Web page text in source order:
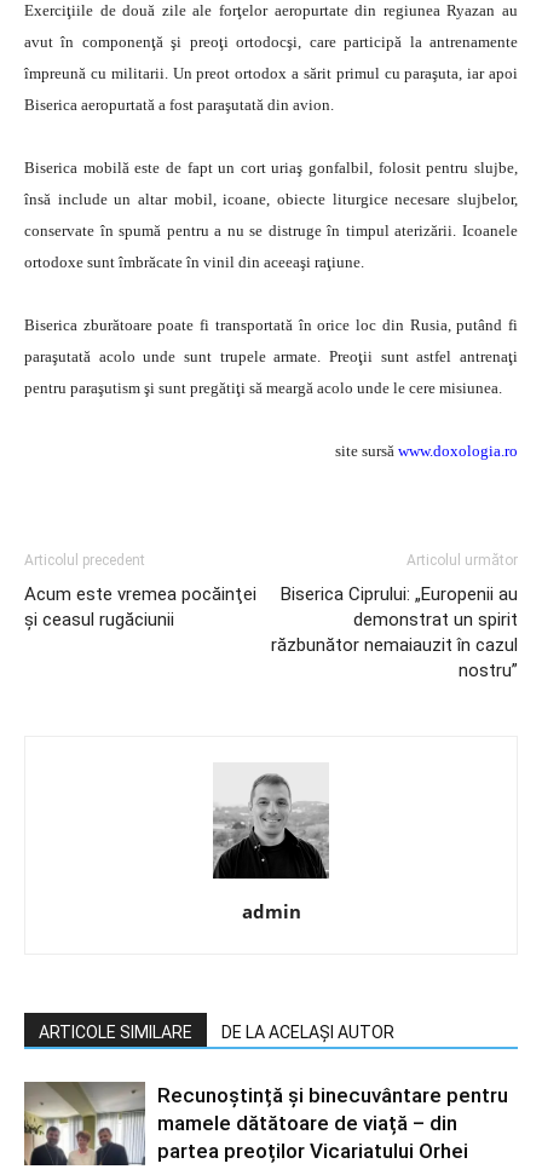
Exerciţiile de două zile ale forţelor aeropurtate din regiunea Ryazan au
avut în componenţă şi preoţi ortodocşi, care participă la antrenamente
împreună cu militarii. Un preot ortodox a sărit primul cu paraşuta, iar apoi
Biserica aeropurtată a fost paraşutată din avion.
Biserica mobilă este de fapt un cort uriaş gonfalbil, folosit pentru slujbe,
însă include un altar mobil, icoane, obiecte liturgice necesare slujbelor,
conservate în spumă pentru a nu se distruge în timpul aterizării. Icoanele
ortodoxe sunt îmbrăcate în vinil din aceeaşi raţiune.
Biserica zburătoare poate fi transportată în orice loc din Rusia, putând fi
paraşutată acolo unde sunt trupele armate. Preoţii sunt astfel antrenaţi
pentru paraşutism şi sunt pregătiţi să meargă acolo unde le cere misiunea.
site sursă www.doxologia.ro
Articolul precedent
Acum este vremea pocăinţei
şi ceasul rugăciunii
Articolul următor
Biserica Ciprului: „Europenii au
demonstrat un spirit
răzbunător nemaiauzit în cazul
nostru”
admin
ARTICOLE SIMILARE DE LA ACELAȘI AUTOR
Recunoștință și binecuvântare pentru
mamele dătătoare de viață – din
partea preoților Vicariatului Orhei